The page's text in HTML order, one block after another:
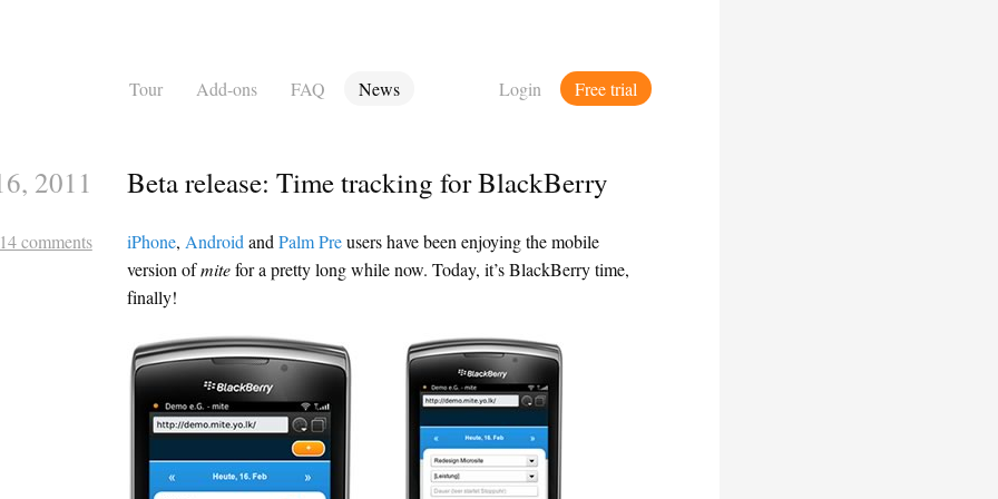
Tour Add-ons FAQ News Login Free trial
2011 Beta release: Time tracking for BlackBerry
14 comments iPhone, Android andPalm Preusers have been enjoying the mobile
version ofmitefor a pretty long while now. Today, it’s BlackBerry time,
finally!